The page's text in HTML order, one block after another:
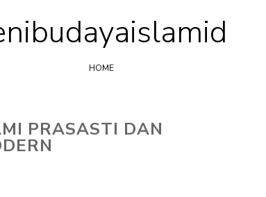
Skip
to
content
HOME
PRASASTI DAN